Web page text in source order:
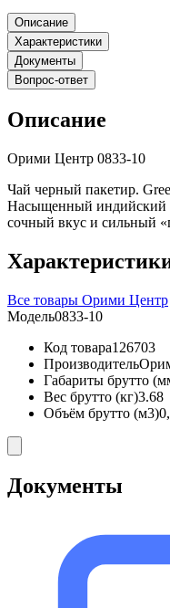
Описание
Характеристики
Документы
Вопрос-ответ
Описание
Орими Центр 0833-10
Чай черный пакетир.
Насыщенный индийский
сочный вкус и сильный
Все товары Орими Центр
Модель0833-10
Код товара126703
Производитель
Габариты брутто
Вес брутто (кг)3.68
Объём брутто (м3)
Документы